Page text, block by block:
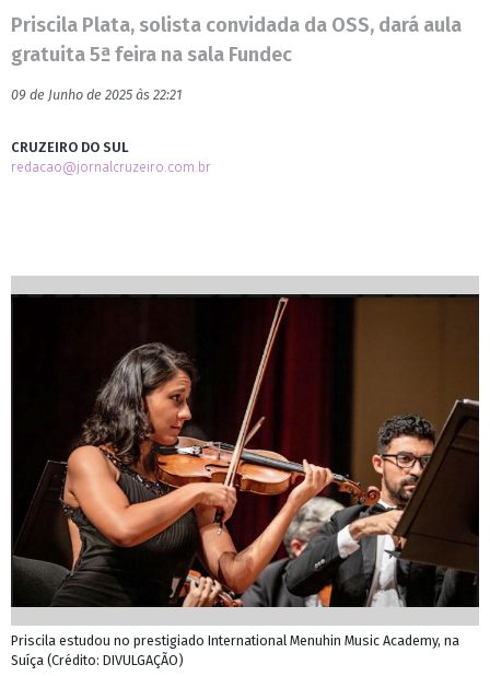
Priscila Plata, solista convidada da OSS, dará aula
gratuita 5ª feira na sala Fundec
09 de Junho de 2025 às 22:21
CRUZEIRO DO SUL
redacao@jornalcruzeiro.com.br
Priscila estudou no prestigiado International Menuhin Music Academy, na
Suíça (Crédito: DIVULGAÇÃO)